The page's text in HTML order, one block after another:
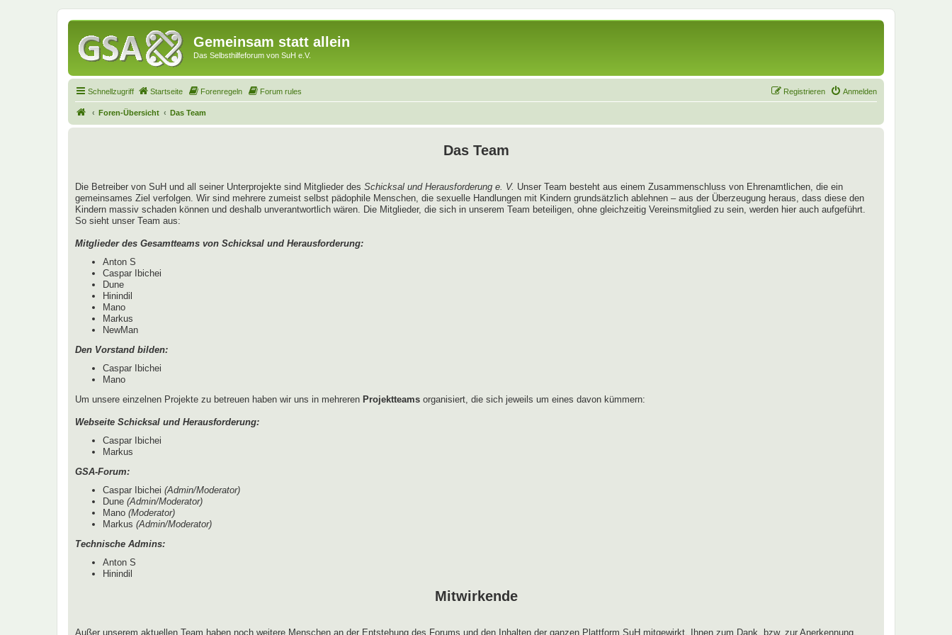
Gemeinsam statt allein
Das Selbsthilfeforum von SuH e.V.
Schnellzugriff Startseite Forenregeln Forum rules Anmelden
Registrieren
Foren-Übersicht Das Team
Das Team
Die Betreiber von SuH und all seiner Unterprojekte sind Mitglieder des Schicksal und Herausforderung e. V. Unser Team besteht aus einem Zusammenschluss von Ehrenamtlichen, die ein
gemeinsames Ziel verfolgen. Wir sind mehrere zumeist selbst pädophile Menschen, die sexuelle Handlungen mit Kindern grundsätzlich ablehnen – aus der Überzeugung heraus, dass diese den
Kindern massiv schaden können und deshalb unverantwortlich wären. Die Mitglieder, die sich in unserem Team beteiligen, ohne gleichzeitig Vereinsmitglied zu sein, werden hier auch aufgeführt.
So sieht unser Team aus:
Mitglieder des Gesamtteams von Schicksal und Herausforderung:
Anton S
Caspar Ibichei
Dune
Hinindil
Mano
Markus
NewMan
Den Vorstand bilden:
Caspar Ibichei
Mano
Um unsere einzelnen Projekte zu betreuen haben wir uns in mehreren Projektteams organisiert, die sich jeweils um eines davon kümmern:
Webseite Schicksal und Herausforderung:
Caspar Ibichei
Markus
GSA-Forum:
Caspar Ibichei (Admin/Moderator)
Dune (Admin/Moderator)
Mano (Moderator)
Markus (Admin/Moderator)
Technische Admins:
Anton S
Hinindil
Mitwirkende
Außer unserem aktuellen Team haben noch weitere Menschen an der Entstehung des Forums und den Inhalten der ganzen Plattform SuH mitgewirkt. Ihnen zum Dank, bzw. zur Anerkennung,